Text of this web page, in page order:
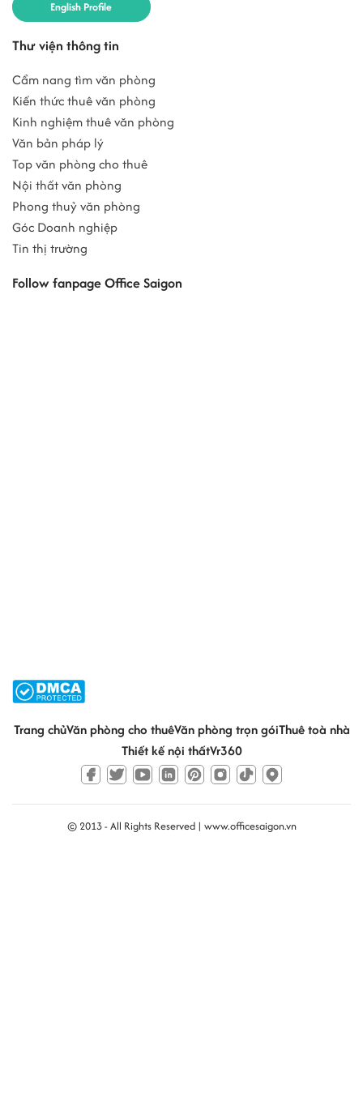
English Profile
Thư viện thông tin
Cẩm nang tìm văn phòng
Kiến thức thuê văn phòng
Kinh nghiệm thuê văn phòng
Văn bản pháp lý
Top văn phòng cho thuê
Nội thất văn phòng
Phong thuỷ văn phòng
Góc Doanh nghiệp
Tin thị trường
Follow fanpage Office Saigon
Trang chủVăn phòng cho thuêVăn phòng trọn góiThuê toà nhà
Thiết kế nội thấtVr360
© 2013 - All Rights Reserved | www.officesaigon.vn